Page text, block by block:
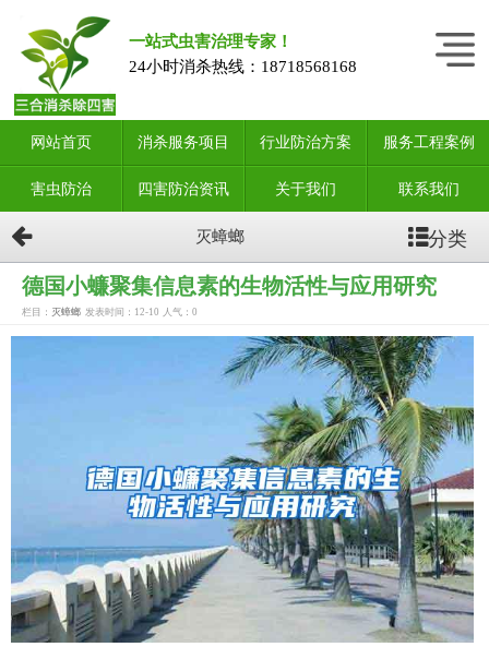
一站式虫害治理专家！
24小时消杀热线： 18718568168
网站首页 消杀服务项目 行业防治方案 服务工程案例
害虫防治 四害防治资讯 关于我们 联系我们
灭蟑螂 分类
德国小蠊聚集信息素的生物活性与应用研究
栏目： 灭蟑螂 发表时间：12-10 人气： 0